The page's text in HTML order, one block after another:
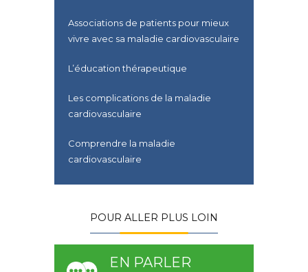
Associations de patients pour mieux
vivre avec sa maladie cardiovasculaire
L’éducation thérapeutique
Les complications de la maladie
cardiovasculaire
Comprendre la maladie
cardiovasculaire
POUR ALLER PLUS LOIN
EN PARLER